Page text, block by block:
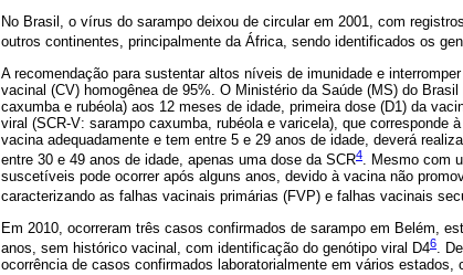
No Brasil, o vírus do sarampo deixou de circular em 2001, com
outros continentes, principalmente da África, sendo identificados os
A recomendação para sustentar altos níveis de imunidade e
vacinal (CV) homogênea de 95%. O Ministério da Saúde (MS) do
caxumba e rubéola) aos 12 meses de idade, primeira dose (D1) da
viral (SCR-V: sarampo caxumba, rubéola e varicela), que corresponde
vacina adequadamente e tem entre 5 e 29 anos de idade, deverá
entre 30 e 49 anos de idade, apenas uma dose da SCR4. Mesmo com
suscetíveis pode ocorrer após alguns anos, devido à vacina não
caracterizando as falhas vacinais primárias (FVP) e falhas vacinais
Em 2010, ocorreram três casos confirmados de sarampo em Belém,
anos, sem histórico vacinal, com identificação do genótipo viral D46.
ocorrência de casos confirmados laboratorialmente em vários